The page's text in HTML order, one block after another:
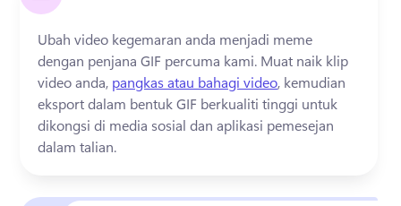
Ubah video kegemaran anda menjadi meme
dengan penjana GIF percuma kami. Muat naik klip
video anda, pangkas atau bahagi video, kemudian
eksport dalam bentuk GIF berkualiti tinggi untuk
dikongsi di media sosial dan aplikasi pemesejan
dalam talian.